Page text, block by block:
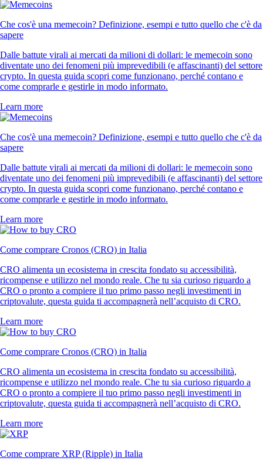
Che cos'è una memecoin? Definizione, esempi e tutto quello che c'è da
sapere
Dalle battute virali ai mercati da milioni di dollari: le memecoin sono
diventate uno dei fenomeni più imprevedibili (e affascinanti) del settore
crypto. In questa guida scopri come funzionano, perché contano e
come comprarle e gestirle in modo informato.
Learn more
Che cos'è una memecoin? Definizione, esempi e tutto quello che c'è da
sapere
Dalle battute virali ai mercati da milioni di dollari: le memecoin sono
diventate uno dei fenomeni più imprevedibili (e affascinanti) del settore
crypto. In questa guida scopri come funzionano, perché contano e
come comprarle e gestirle in modo informato.
Learn more
Come comprare Cronos (CRO) in Italia
CRO alimenta un ecosistema in crescita fondato su accessibilità,
ricompense e utilizzo nel mondo reale. Che tu sia curioso riguardo a
CRO o pronto a compiere il tuo primo passo negli investimenti in
criptovalute, questa guida ti accompagnerà nell’acquisto di CRO.
Learn more
Come comprare Cronos (CRO) in Italia
CRO alimenta un ecosistema in crescita fondato su accessibilità,
ricompense e utilizzo nel mondo reale. Che tu sia curioso riguardo a
CRO o pronto a compiere il tuo primo passo negli investimenti in
criptovalute, questa guida ti accompagnerà nell’acquisto di CRO.
Learn more
Come comprare XRP (Ripple) in Italia